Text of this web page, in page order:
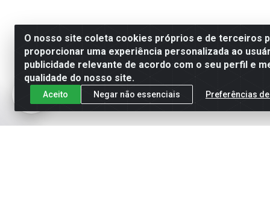
O nosso site coleta cookies próprios e de terceiros
proporcionar uma experiência personalizada ao
publicidade relevante de acordo com o seu perfil e
qualidade do nosso site.
Aceito Negar não essenciais Preferências